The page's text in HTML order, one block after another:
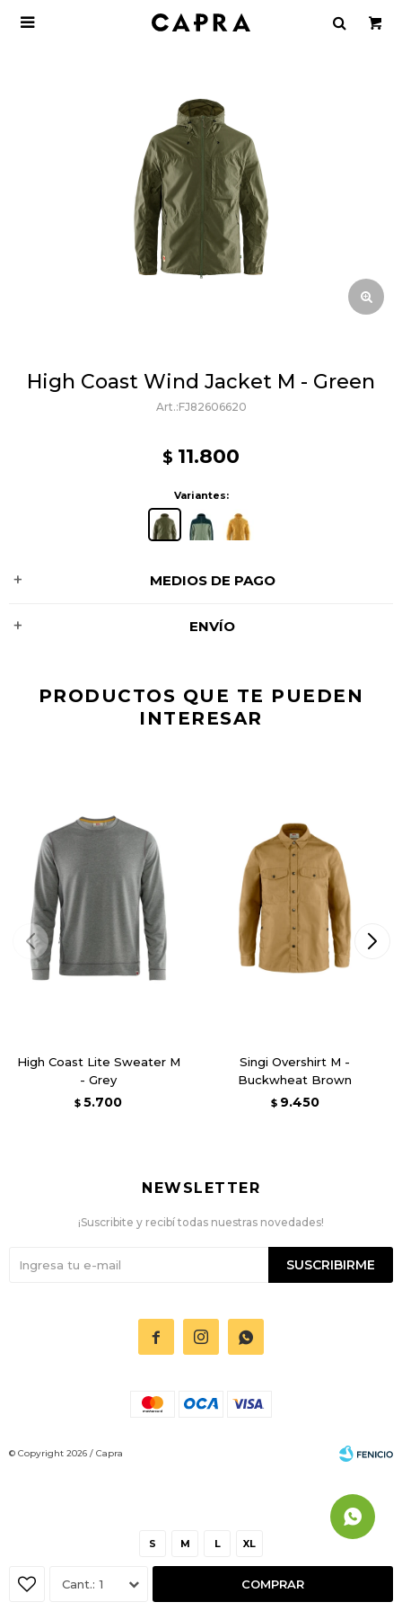

High Coast Wind Jacket M - Green
FJ82606620
$ 11.800
Variantes:
S M L XL
1 COMPRAR
MEDIOS DE PAGO
ENVÍO
PRODUCTOS QUE TE PUEDEN
INTERESAR
High Coast Lite Sweater M
- Grey
$ 5.700
Singi Overshirt M -
Buckwheat Brown
$ 9.450
  
NEWSLETTER
¡Suscribite y recibí todas nuestras novedades!
SUSCRIBIRME
© Copyright 2026 / Capra